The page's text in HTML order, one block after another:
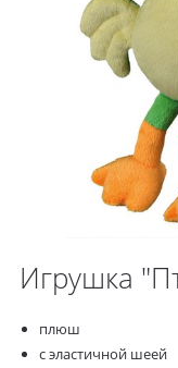
Игрушка
плюш
с эластичной шеей